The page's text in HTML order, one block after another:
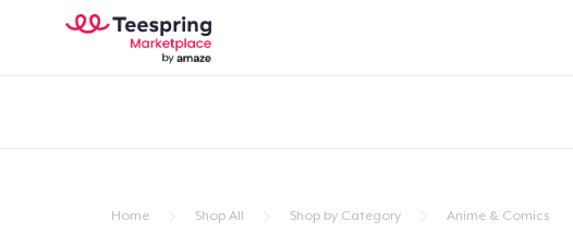
Home Shop All Shop by Category Anime & Comics